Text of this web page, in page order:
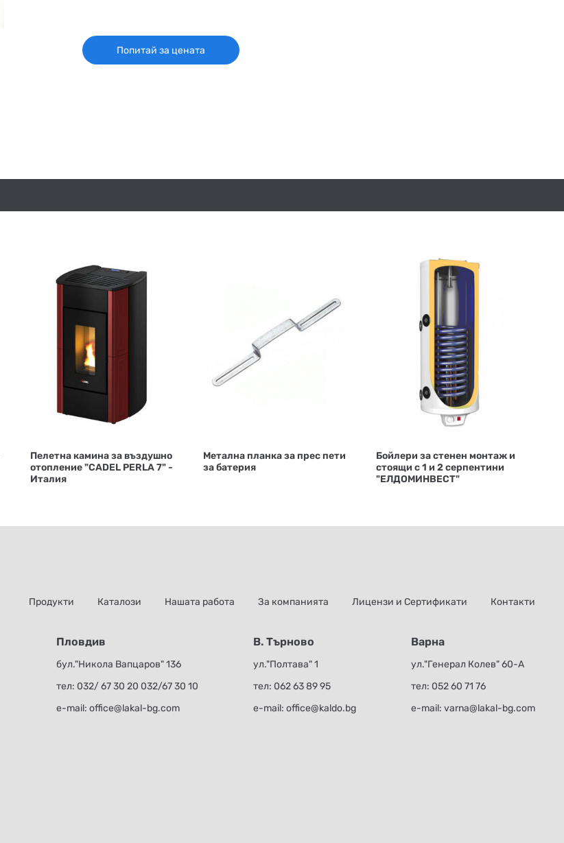
Попитай за цената
Пелетна камина за въздушно
отопление "CADEL PERLA 7" -
Италия
Метална планка за прес пети
за батерия
Бойлери за стенен монтаж и
стоящи с 1 и 2 серпентини
"ЕЛДОМИНВЕСТ"
Продукти Каталози Нашата работа За компанията Лицензи и Сертификати Контакти
Пловдив
бул."Никола Вапцаров" 136
тел: 032/ 67 30 20 032/67 30 10
е-mail: office@lakal-bg.com
В. Търново
ул."Полтава" 1
тел: 062 63 89 95
е-mail: office@kaldo.bg
Варна
ул."Генерал Колев" 60-А
тел: 052 60 71 76
е-mail: varna@lakal-bg.com